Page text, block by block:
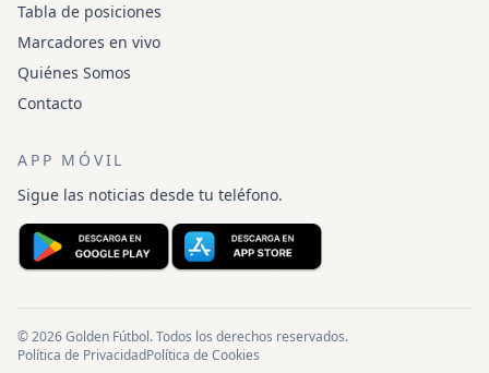
Tabla de posiciones
Marcadores en vivo
Quiénes Somos
Contacto
APP MÓVIL
Sigue las noticias desde tu teléfono.
© 2026 Golden Fútbol. Todos los derechos reservados.
Política de PrivacidadPolítica de Cookies